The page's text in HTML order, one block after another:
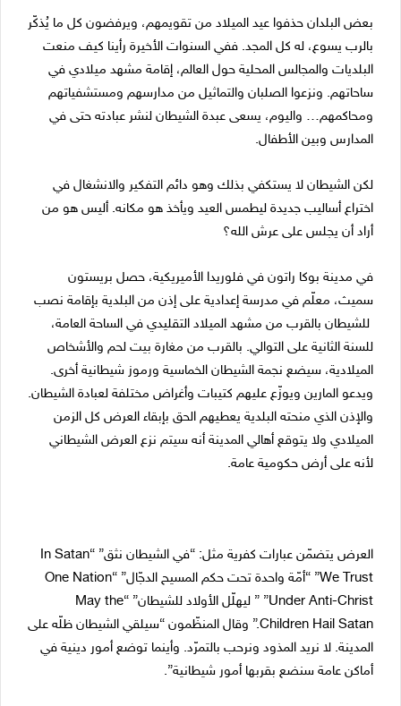
بعض البلدان حذفوا عيد الميلاد من تقويمهم، ويرفضون كل ما يُذكّر
بالرب يسوع، له كل المجد. ففي السنوات الأخيرة رأينا كيف منعت
البلديات والمجالس المحلية حول العالم، إقامة مشهد ميلادي في
ساحاتهم. ونزعوا الصلبان والتماثيل من مدارسهم ومستشفياتهم
ومحاكمهم… واليوم، يسعى عبدة الشيطان لنشر عبادته حتى في
المدارس وبين الأطفال.
لكن الشيطان لا يستكفي بذلك وهو دائم التفكير والانشغال في
اختراع أساليب جديدة ليطمس العيد ويأخذ هو مكانه. أليس هو من
أراد أن يجلس على عرش الله؟
في مدينة بوكا راتون في فلوريدا الأميريكية، حصل بريستون
سميث، معلّم في مدرسة إعدادية على إذن من البلدية بإقامة نصب
للشيطان بالقرب من مشهد الميلاد التقليدي في الساحة العامة،
للسنة الثانية على التوالي. بالقرب من مغارة بيت لحم والأشخاص
الميلادية، سيضع نجمة الشيطان الخماسية ورموز شيطانية أخرى.
ويدعو المارين ويوزّع عليهم كتيبات وأغراض مختلفة لعبادة الشيطان.
والإذن الذي منحته البلدية يعطيهم الحق بإبقاء العرض كل الزمن
الميلادي ولا يتوقع أهالي المدينة أنه سيتم نزع العرض الشيطاني
لأنه على أرض حكومية عامة.
العرض يتضمّن عبارات كفرية مثل: “في الشيطان نثق” “In Satan
We Trust” “أمّة واحدة تحت حكم المسيح الدجّال” “One Nation
Under Anti-Christ” ” ليهلّل الأولاد للشيطان” “May the
Children Hail Satan.” وقال المنظّمون “سيلقي الشيطان ظلّه على
المدينة. لا نريد المذود ونرحب بالتمرّد. وأينما توضع أمور دينية في
أماكن عامة سنضع بقربها أمور شيطانية”.